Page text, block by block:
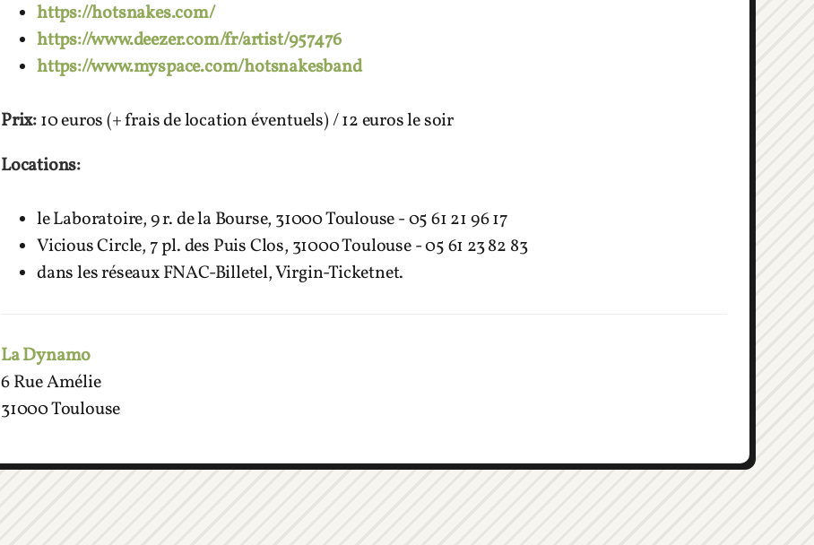
https://hotsnakes.com/
https://www.deezer.com/fr/artist/957476
https://www.myspace.com/hotsnakesband
Prix:10 euros (+ frais de location éventuels) / 12 euros le soir
Locations:
le Laboratoire, 9 r. de la Bourse, 31000 Toulouse - 05 61 21 96 17
Vicious Circle, 7 pl. des Puis Clos, 31000 Toulouse - 05 61 23 82 83
dans les réseaux FNAC-Billetel, Virgin-Ticketnet.
La Dynamo
6 Rue Amélie
31000 Toulouse